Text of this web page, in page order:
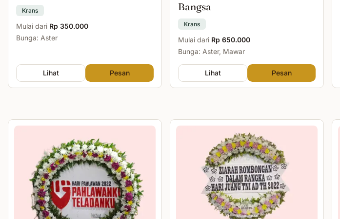
Krans
Mulai dari Rp 350.000
Bunga: Aster
Lihat Pesan
Bangsa
Krans
Mulai dari Rp 650.000
Bunga: Aster, Mawar
Lihat Pesan